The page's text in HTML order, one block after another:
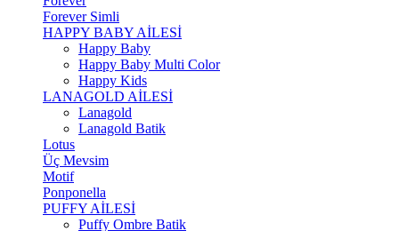
Forever Simli
HAPPY BABY AİLESİ
Happy Baby
Happy Baby Multi Color
Happy Kids
LANAGOLD AİLESİ
Lanagold
Lanagold Batik
Lotus
Üç Mevsim
Motif
Ponponella
PUFFY AİLESİ
Puffy Ombre Batik